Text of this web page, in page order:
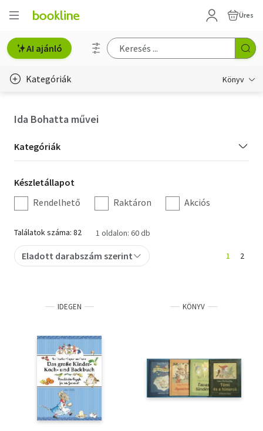
Üres
AI ajánló
Kategóriák Könyv
Hobbi, szabadidő
Irodalom
Művészet
Szakkönyv
Tankönyv, segédkönyv
Társadalomtudomány
Természettudomány
Történelem
Ida Bohatta művei
Kategória
szűrés
Kategóriák
Készletállapot
szűrés
Készletállapot
Rendelhető
Raktáron Akciós
Találatok száma: 82 1 oldalon: 60 db
Eladott darabszám szerint 1 2
IDEGEN KÖNYV